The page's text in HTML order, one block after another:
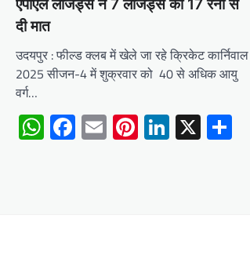
एपीएल लीजेंड्स ने 7 लीजेंड्स को 17 रनों से
दी मात
उदयपुर : फील्ड क्लब में खेले जा रहे क्रिकेट कार्निवाल
2025 सीजन-4 में शुक्रवार को 40 से अधिक आयु
वर्ग…
WhatsApp
Facebook
EmailPinterest
LinkedIn
X